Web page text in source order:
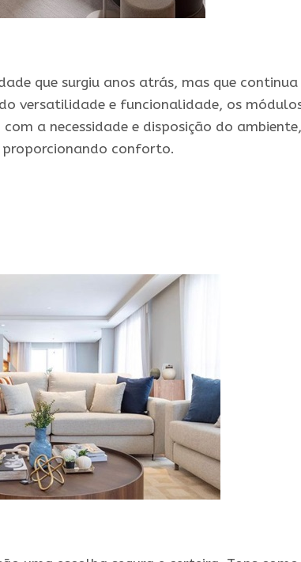
que surgiu anos atrás, mas que continua
versatilidade e funcionalidade, os
a necessidade e disposição do
conforto.